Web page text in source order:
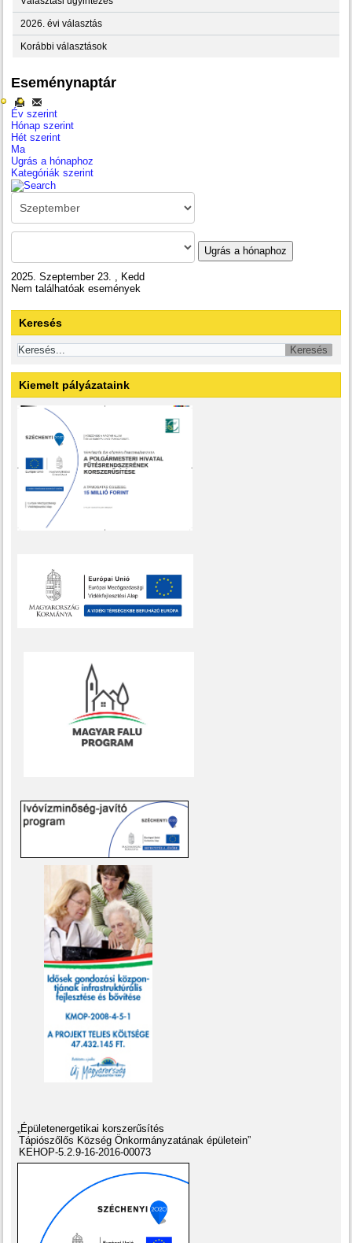
2026. évi választás
Korábbi választások
Eseménynaptár
Év szerint
Hónap szerint
Hét szerint
Ma
Ugrás a hónaphoz
Kategóriák szerint
Ugrás a hónaphoz
2025. Szeptember 23. , Kedd
Nem találhatóak események
Keresés
Kiemelt pályázataink
„Épületenergetikai korszerűsítés
Tápiószőlős Község Önkormányzatának épületein”
KEHOP-5.2.9-16-2016-00073